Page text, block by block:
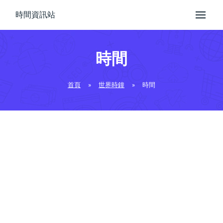
時間資訊站
時間
首頁 » 世界時鐘 » 時間